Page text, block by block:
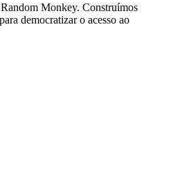
Monkey. Construímos
democratizar o acesso ao